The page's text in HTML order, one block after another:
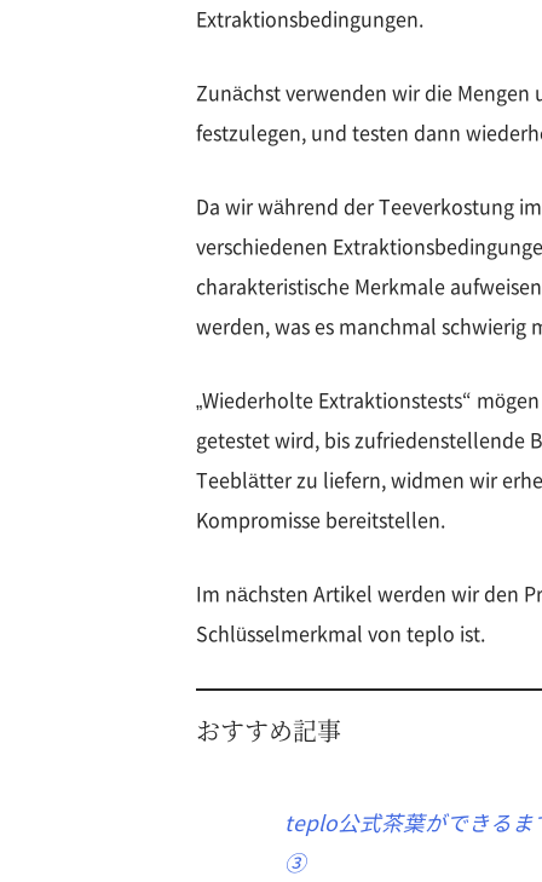
Extraktionsbedingungen.
Zunächst verwenden wir die
festzulegen, und testen dann
Da wir während der Teeverkostung
verschiedenen
charakteristische Merkmale
werden, was es manchmal schwierig
„Wiederholte Extraktionstests“
getestet wird, bis zufriedenstellende
Teeblätter zu liefern, widmen wir
Kompromisse bereitstellen.
Im nächsten Artikel werden wir den
Schlüsselmerkmal von teplo ist.
おすすめ記事
teplo公式茶葉ができるま
③